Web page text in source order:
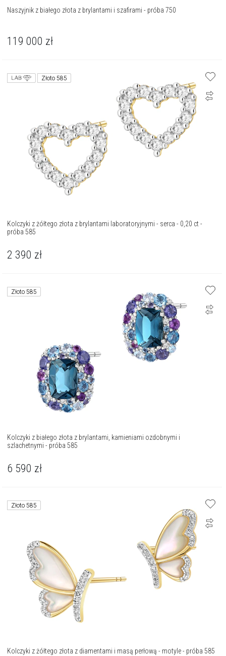
Naszyjnik z białego złota z brylantami i szafirami - próba 750
119 000 zł
Złoto 585
Kolczyki z żółtego złota z brylantami laboratoryjnymi - serca - 0,20 ct -
próba 585
2 390 zł
Złoto 585
Kolczyki z białego złota z brylantami, kamieniami ozdobnymi i
szlachetnymi - próba 585
6 590 zł
Złoto 585
Kolczyki z żółtego złota z diamentami i masą perłową - motyle - próba 585